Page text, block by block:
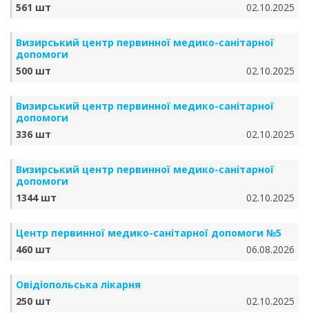
561 шт
02.10.2025
Визирський центр первинної медико-санітарної
допомоги
500 шт
02.10.2025
Визирський центр первинної медико-санітарної
допомоги
336 шт
02.10.2025
Визирський центр первинної медико-санітарної
допомоги
1344 шт
02.10.2025
Центр первинної медико-санітарної допомоги №5
460 шт
06.08.2026
Овідіопольська лікарня
250 шт
02.10.2025